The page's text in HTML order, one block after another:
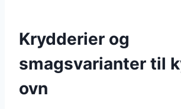
Krydderier og
smagsvarianter til
ovn